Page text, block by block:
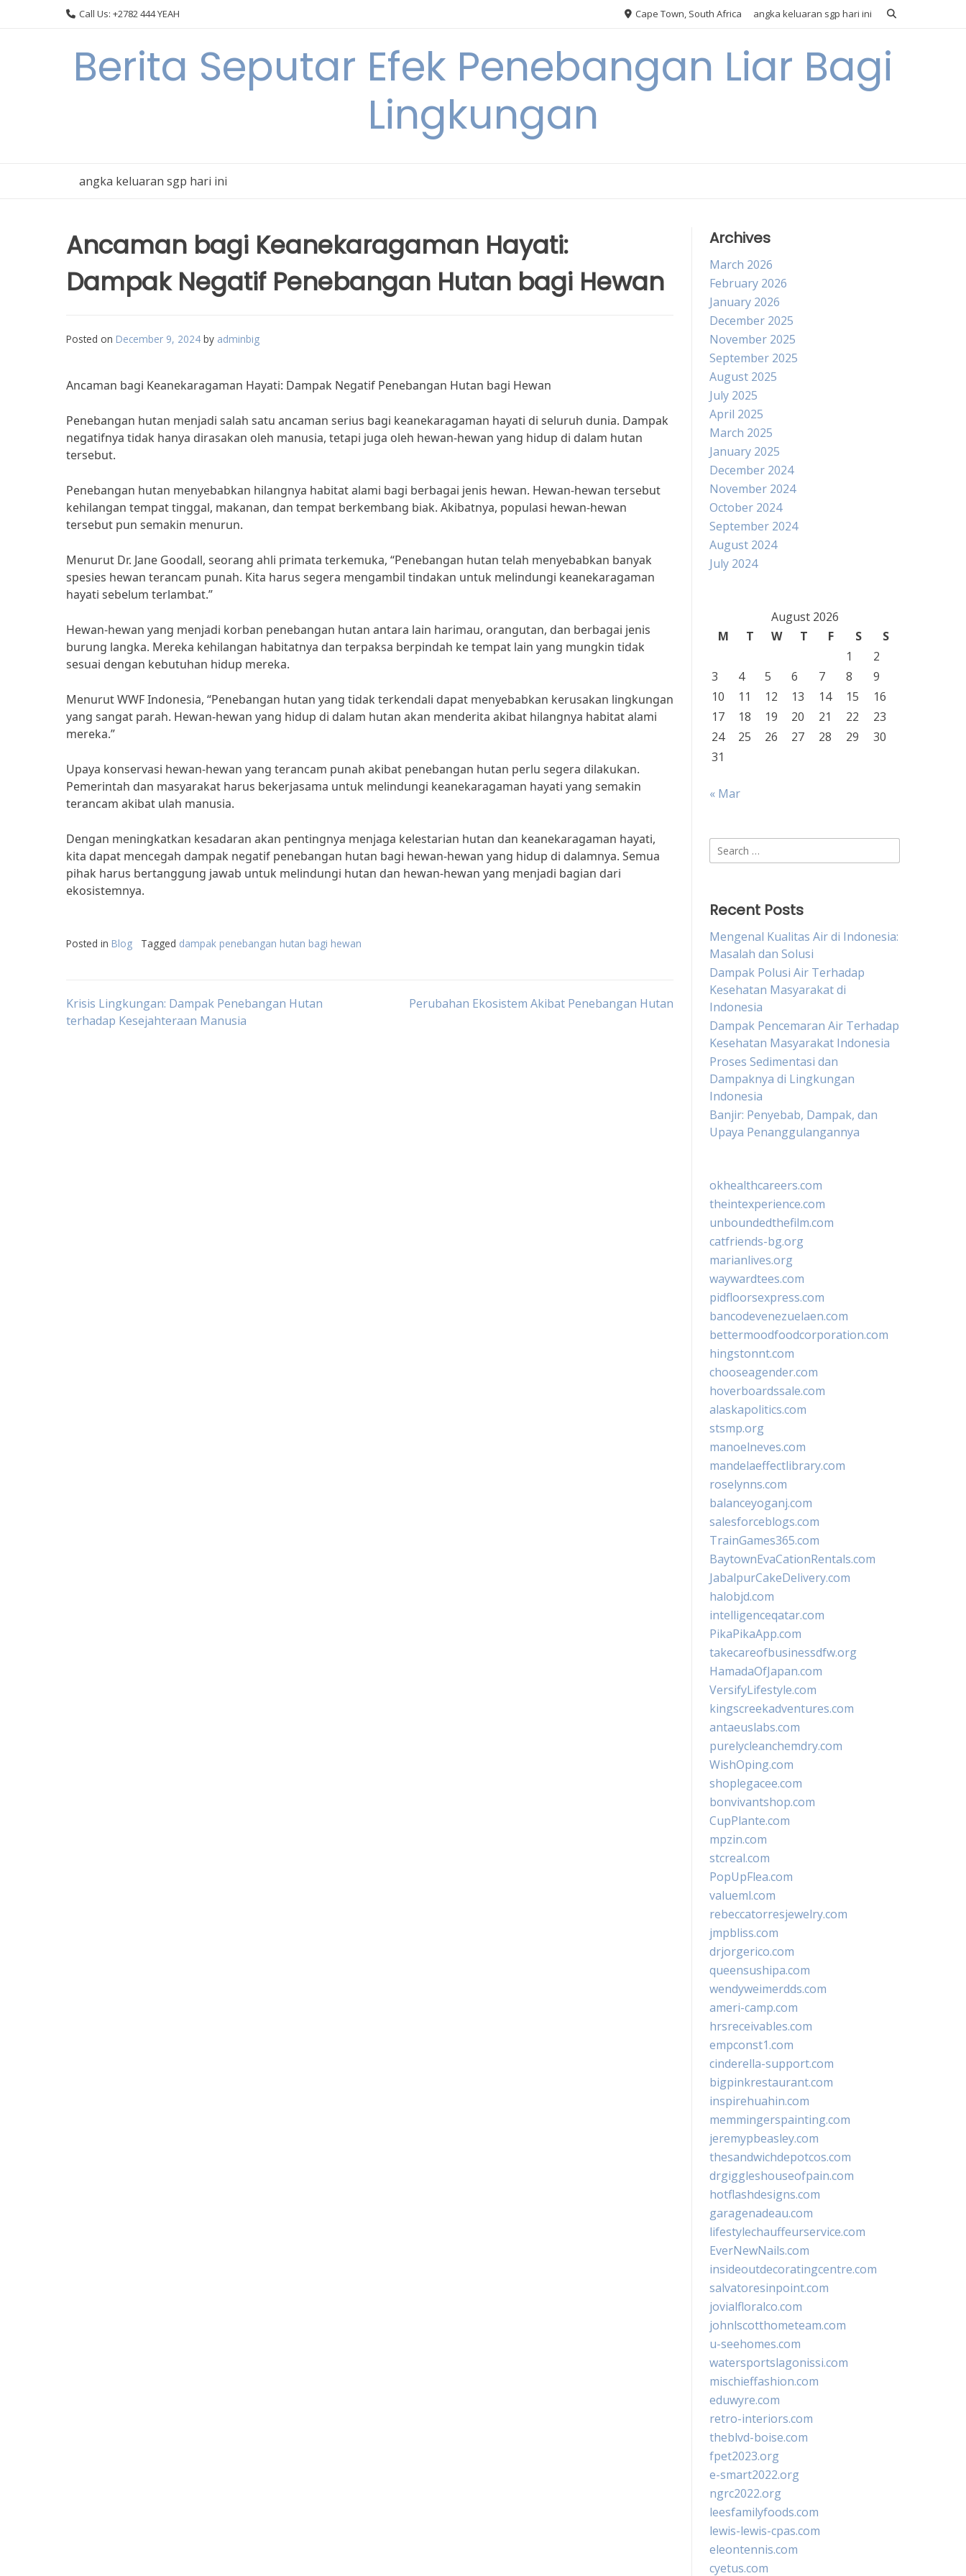
Call Us: +2782 444 YEAH Cape Town, South Africa angka keluaran sgp hari ini
Berita Seputar Efek Penebangan Liar Bagi
Lingkungan
angka keluaran sgp hari ini
Ancaman bagi Keanekaragaman Hayati:
Dampak Negatif Penebangan Hutan bagi Hewan
Posted on December 9, 2024 by adminbig
Ancaman bagi Keanekaragaman Hayati: Dampak Negatif Penebangan Hutan bagi Hewan
Penebangan hutan menjadi salah satu ancaman serius bagi keanekaragaman hayati di seluruh dunia. Dampak
negatifnya tidak hanya dirasakan oleh manusia, tetapi juga oleh hewan-hewan yang hidup di dalam hutan
tersebut.
Penebangan hutan menyebabkan hilangnya habitat alami bagi berbagai jenis hewan. Hewan-hewan tersebut
kehilangan tempat tinggal, makanan, dan tempat berkembang biak. Akibatnya, populasi hewan-hewan
tersebut pun semakin menurun.
Menurut Dr. Jane Goodall, seorang ahli primata terkemuka, “Penebangan hutan telah menyebabkan banyak
spesies hewan terancam punah. Kita harus segera mengambil tindakan untuk melindungi keanekaragaman
hayati sebelum terlambat.”
Hewan-hewan yang menjadi korban penebangan hutan antara lain harimau, orangutan, dan berbagai jenis
burung langka. Mereka kehilangan habitatnya dan terpaksa berpindah ke tempat lain yang mungkin tidak
sesuai dengan kebutuhan hidup mereka.
Menurut WWF Indonesia, “Penebangan hutan yang tidak terkendali dapat menyebabkan kerusakan lingkungan
yang sangat parah. Hewan-hewan yang hidup di dalam hutan akan menderita akibat hilangnya habitat alami
mereka.”
Upaya konservasi hewan-hewan yang terancam punah akibat penebangan hutan perlu segera dilakukan.
Pemerintah dan masyarakat harus bekerjasama untuk melindungi keanekaragaman hayati yang semakin
terancam akibat ulah manusia.
Dengan meningkatkan kesadaran akan pentingnya menjaga kelestarian hutan dan keanekaragaman hayati,
kita dapat mencegah dampak negatif penebangan hutan bagi hewan-hewan yang hidup di dalamnya. Semua
pihak harus bertanggung jawab untuk melindungi hutan dan hewan-hewan yang menjadi bagian dari
ekosistemnya.
Posted in Blog Tagged dampak penebangan hutan bagi hewan
Post
Krisis Lingkungan: Dampak Penebangan Hutan
terhadap Kesejahteraan Manusia
Perubahan Ekosistem Akibat Penebangan Hutan
Archives
March 2026
February 2026
January 2026
December 2025
November 2025
September 2025
August 2025
July 2025
April 2025
March 2025
January 2025
December 2024
November 2024
October 2024
September 2024
August 2024
July 2024
August 2026
M
T W T F S
S
1
2
3
4 5 6 7 8
9
10
11 12 13 14 15
16
17
18 19 20 21 22
23
24
25 26 27 28 29
30
31
« Mar
Search
for:
Recent Posts
Mengenal Kualitas Air di Indonesia:
Masalah dan Solusi
Dampak Polusi Air Terhadap
Kesehatan Masyarakat di
Indonesia
Dampak Pencemaran Air Terhadap
Kesehatan Masyarakat Indonesia
Proses Sedimentasi dan
Dampaknya di Lingkungan
Indonesia
Banjir: Penyebab, Dampak, dan
Upaya Penanggulangannya
okhealthcareers.com
theintexperience.com
unboundedthefilm.com
catfriends-bg.org
marianlives.org
waywardtees.com
pidfloorsexpress.com
bancodevenezuelaen.com
bettermoodfoodcorporation.com
hingstonnt.com
chooseagender.com
hoverboardssale.com
alaskapolitics.com
stsmp.org
manoelneves.com
mandelaeffectlibrary.com
roselynns.com
balanceyoganj.com
salesforceblogs.com
TrainGames365.com
BaytownEvaCationRentals.com
JabalpurCakeDelivery.com
halobjd.com
intelligenceqatar.com
PikaPikaApp.com
takecareofbusinessdfw.org
HamadaOfJapan.com
VersifyLifestyle.com
kingscreekadventures.com
antaeuslabs.com
purelycleanchemdry.com
WishOping.com
shoplegacee.com
bonvivantshop.com
CupPlante.com
mpzin.com
stcreal.com
PopUpFlea.com
valueml.com
rebeccatorresjewelry.com
jmpbliss.com
drjorgerico.com
queensushipa.com
wendyweimerdds.com
ameri-camp.com
hrsreceivables.com
empconst1.com
cinderella-support.com
bigpinkrestaurant.com
inspirehuahin.com
memmingerspainting.com
jeremypbeasley.com
thesandwichdepotcos.com
drgiggleshouseofpain.com
hotflashdesigns.com
garagenadeau.com
lifestylechauffeurservice.com
EverNewNails.com
insideoutdecoratingcentre.com
salvatoresinpoint.com
jovialfloralco.com
johnlscotthometeam.com
u-seehomes.com
watersportslagonissi.com
mischieffashion.com
eduwyre.com
retro-interiors.com
theblvd-boise.com
fpet2023.org
e-smart2022.org
ngrc2022.org
leesfamilyfoods.com
lewis-lewis-cpas.com
eleontennis.com
cyetus.com